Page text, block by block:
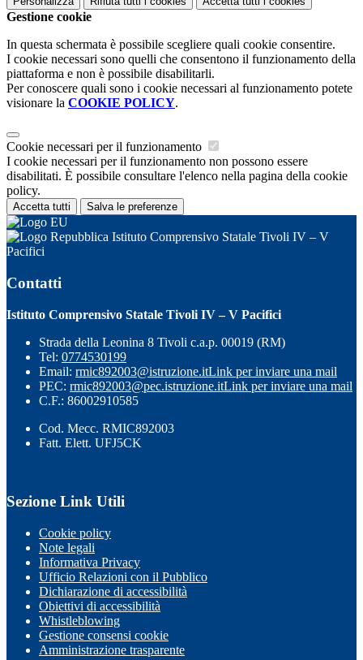
Gestione cookie
In questa schermata è possibile scegliere quali cookie consentire.
I cookie necessari sono quelli che consentono il funzionamento della
piattaforma e non è possibile disabilitarli.
Per conoscere quali sono i cookie necessari al funzionamento potete
visionare la COOKIE POLICY.
Cookie necessari per il funzionamento
I cookie necessari per il funzionamento non possono essere
disabilitati. È possibile consultare l'elenco nella pagina della cookie
policy.
Accetta tutti Salva le preferenze
Istituto Comprensivo Statale Tivoli IV – V
Pacifici
Contatti
Istituto Comprensivo Statale Tivoli IV – V Pacifici
Strada della Leonina 8 Tivoli c.a.p. 00019 (RM)
Tel: 0774530199
Email: rmic892003@istruzione.itLink per inviare una mail
PEC: rmic892003@pec.istruzione.itLink per inviare una mail
C.F.: 86002910585
Cod. Mecc. RMIC892003
Fatt. Elett. UFJ5CK
Sezione Link Utili
Cookie policy
Note legali
Informativa Privacy
Ufficio Relazioni con il Pubblico
Dichiarazione di accessibilità
Obiettivi di accessibilità
Whistleblowing
Gestione consensi cookie
Amministrazione trasparente